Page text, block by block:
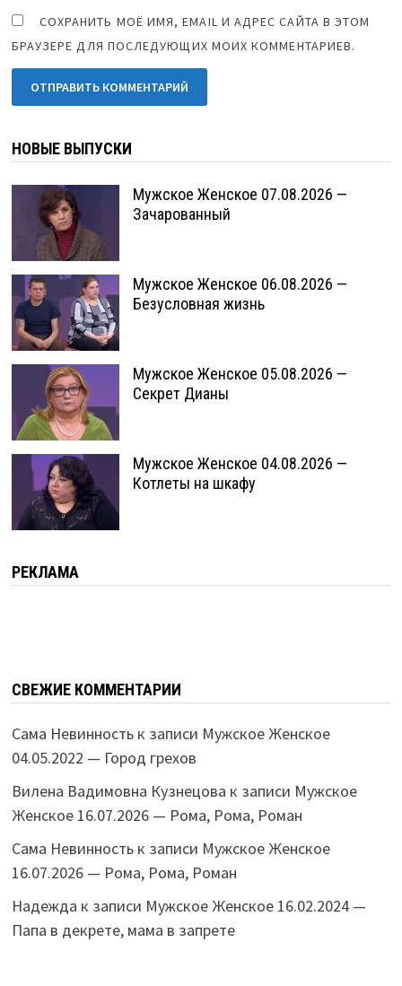
СОХРАНИТЬ МОЁ ИМЯ, EMAIL И АДРЕС САЙТА В ЭТОМ
БРАУЗЕРЕ ДЛЯ ПОСЛЕДУЮЩИХ МОИХ КОММЕНТАРИЕВ.
НОВЫЕ ВЫПУСКИ
Мужское Женское 07.08.2026 —
Зачарованный
Мужское Женское 06.08.2026 —
Безусловная жизнь
Мужское Женское 05.08.2026 —
Секрет Дианы
Мужское Женское 04.08.2026 —
Котлеты на шкафу
РЕКЛАМА
СВЕЖИЕ КОММЕНТАРИИ
Сама Невинностьк записи Мужское Женское
04.05.2022 — Город грехов
Вилена Вадимовна Кузнецова к записи Мужское
Женское 16.07.2026 — Рома, Рома, Роман
Сама Невинностьк записи Мужское Женское
16.07.2026 — Рома, Рома, Роман
Надежда к записи Мужское Женское 16.02.2024 —
Папа в декрете, мама в запрете